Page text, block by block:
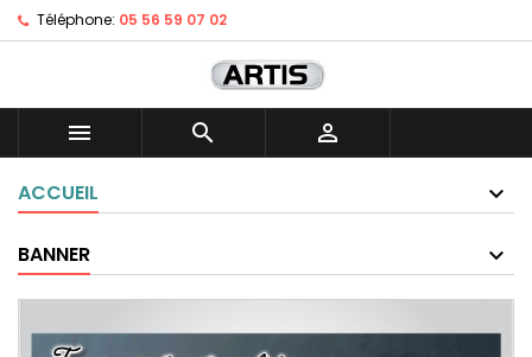
Téléphone: 05 56 59 07 02
  
ACCUEIL
BANNER